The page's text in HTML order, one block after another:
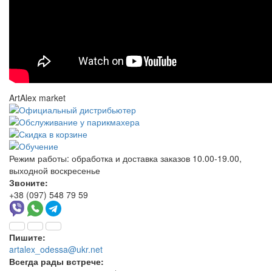
ArtAlex market
Режим работы: обработка и доставка заказов 10.00-19.00,
выходной воскресенье
Звоните:
+38 (097) 548 79 59
Пишите:
artalex_odessa@ukr.net
Всегда рады встрече: